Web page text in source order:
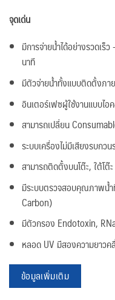
จุดเด่น
มีการจ่ายน้ำได้อย่างรวดเ
นาที
มีตัวจ่ายน้ำทั้งแบบติดตั้งภา
อินเตอร์เฟซผู้ใช้งานแบบไ
สามารถเปลี่ยน
ระบบเครื่องไม่มีเสียงรบกว
สามารถติดตั้งบนโต๊ะ, ใต้โต๊
มีระบบตรวจสอบคุณภาพน้
Carbon)
มีตัวกรอง Endotoxin,
หลอด UV มีสองความยาว
ข้อมูลเพิ่มเติม